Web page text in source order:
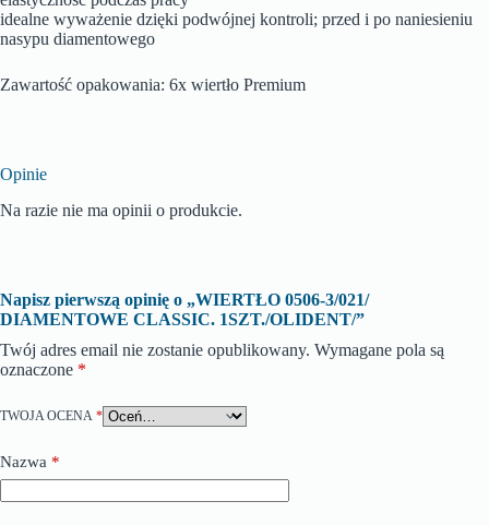
idealne wyważenie dzięki podwójnej kontroli; przed i po naniesieniu
nasypu diamentowego
Zawartość opakowania: 6x wiertło Premium
Opinie
Na razie nie ma opinii o produkcie.
Napisz pierwszą opinię o „WIERTŁO 0506-3/021/
DIAMENTOWE CLASSIC. 1SZT./OLIDENT/”
Twój adres email nie zostanie opublikowany. Wymagane pola są
oznaczone *
TWOJA OCENA *
Nazwa *